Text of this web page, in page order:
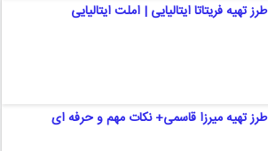
طرز تهیه فریتاتا ایتالیایی | املت ایتالیایی
طرز تهیه میرزا قاسمی+ نکات مهم و حرفه ای